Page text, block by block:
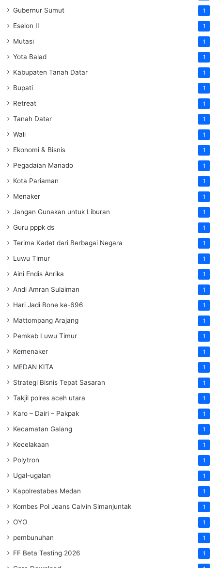
Gubernur Sumut 1
Eselon II 1
Mutasi 1
Yota Balad 1
Kabupaten Tanah Datar 1
Bupati 1
Retreat 1
Tanah Datar 1
Wali 1
Ekonomi & Bisnis 1
Pegadaian Manado 1
Kota Pariaman 1
Menaker 1
Jangan Gunakan untuk Liburan 1
Guru pppk ds 1
Terima Kadet dari Berbagai Negara 1
Luwu Timur 1
Aini Endis Anrika 1
Andi Amran Sulaiman 1
Hari Jadi Bone ke-696 1
Mattompang Arajang 1
Pemkab Luwu Timur 1
Kemenaker 1
MEDAN KITA 1
Strategi Bisnis Tepat Sasaran 1
Takjil polres aceh utara 1
Karo – Dairi – Pakpak 1
Kecamatan Galang 1
Kecelakaan 1
Polytron 1
Ugal-ugalan 1
Kapolrestabes Medan 1
Kombes Pol Jeans Calvin Simanjuntak 1
OYO 1
pembunuhan 1
FF Beta Testing 2026 1